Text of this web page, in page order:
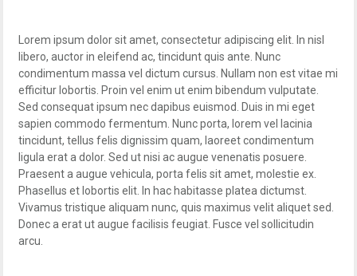
Lorem ipsum dolor sit amet, consectetur adipiscing elit. In nisl
libero, auctor in eleifend ac, tincidunt quis ante. Nunc
condimentum massa vel dictum cursus. Nullam non est vitae mi
efficitur lobortis. Proin vel enim ut enim bibendum vulputate.
Sed consequat ipsum nec dapibus euismod. Duis in mi eget
sapien commodo fermentum. Nunc porta, lorem vel lacinia
tincidunt, tellus felis dignissim quam, laoreet condimentum
ligula erat a dolor. Sed ut nisi ac augue venenatis posuere.
Praesent a augue vehicula, porta felis sit amet, molestie ex.
Phasellus et lobortis elit. In hac habitasse platea dictumst.
Vivamus tristique aliquam nunc, quis maximus velit aliquet sed.
Donec a erat ut augue facilisis feugiat. Fusce vel sollicitudin
arcu.